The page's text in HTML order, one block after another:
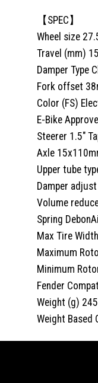
【SPEC】
Wheel size
Travel (mm)
Damper Type
Fork offset
Color (FS)
E-Bike
Steerer 1.5″
Axle
Upper tube
Damper
Volume
Spring
Max Tire
Maximum
Minimum
Fender
Weight (g)
Weight Based